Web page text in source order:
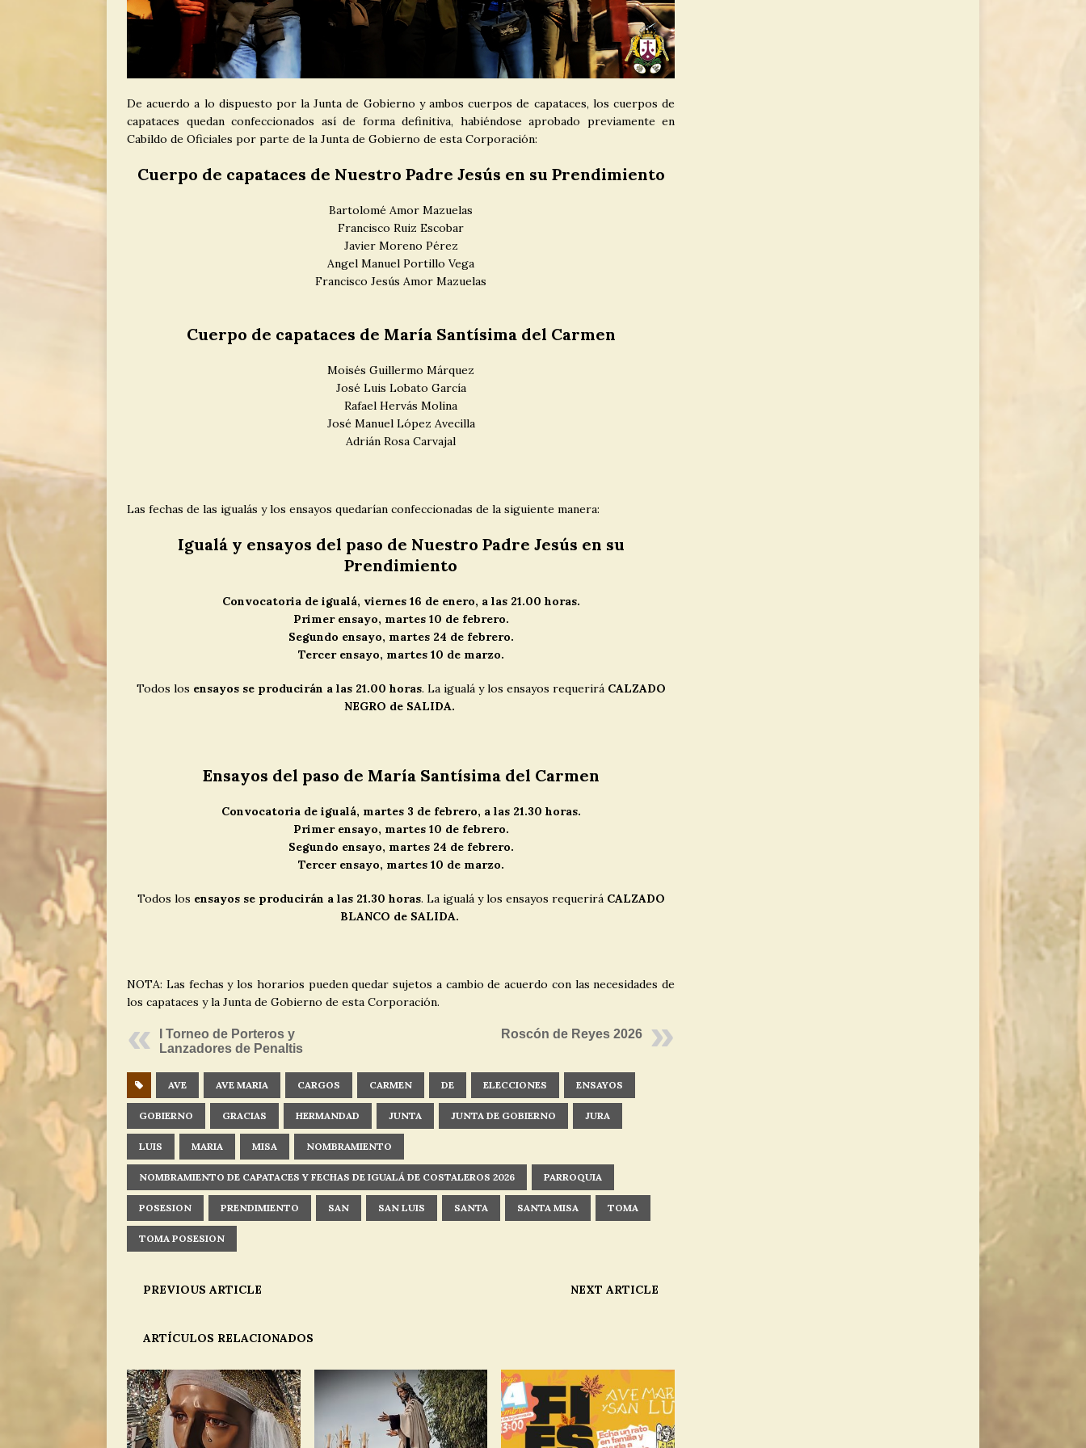
De acuerdo a lo dispuesto por la Junta de Gobierno y ambos cuerpos de capataces, los cuerpos de
capataces quedan confeccionados así de forma definitiva, habiéndose aprobado previamente en
Cabildo de Oficiales por parte de la Junta de Gobierno de esta Corporación:
Cuerpo de capataces de Nuestro Padre Jesús en su Prendimiento
Bartolomé Amor Mazuelas
Francisco Ruiz Escobar
Javier Moreno Pérez
Angel Manuel Portillo Vega
Francisco Jesús Amor Mazuelas
Cuerpo de capataces de María Santísima del Carmen
Moisés Guillermo Márquez
José Luis Lobato García
Rafael Hervás Molina
José Manuel López Avecilla
Adrián Rosa Carvajal
Las fechas de las igualás y los ensayos quedarían confeccionadas de la siguiente manera:
Igualá y ensayos del paso de Nuestro Padre Jesús en su
Prendimiento
Convocatoria de igualá, viernes 16 de enero, a las 21.00 horas.
Primer ensayo, martes 10 de febrero.
Segundo ensayo, martes 24 de febrero.
Tercer ensayo, martes 10 de marzo.
Todos los ensayos se producirán a las 21.00 horas. La igualá y los ensayos requeriráCALZADO
NEGRO de SALIDA.
Ensayos del paso de María Santísima del Carmen
Convocatoria de igualá, martes 3 de febrero, a las 21.30 horas.
Primer ensayo, martes 10 de febrero.
Segundo ensayo, martes 24 de febrero.
Tercer ensayo, martes 10 de marzo.
Todos los ensayos se producirán a las 21.30 horas. La igualá y los ensayos requeriráCALZADO
BLANCO de SALIDA.
NOTA: Las fechas y los horarios pueden quedar sujetos a cambio de acuerdo con las necesidades de
los capataces y la Junta de Gobierno de esta Corporación.
I Torneo de Porteros y
Lanzadores de Penaltis
Roscón de Reyes 2026
AVE AVE MARIA CARGOS CARMEN DE ELECCIONES ENSAYOS
GOBIERNO GRACIAS HERMANDAD JUNTA JUNTA DE GOBIERNO JURA
LUIS MARIA MISA NOMBRAMIENTO
NOMBRAMIENTO DE CAPATACES Y FECHAS DE IGUALÁ DE COSTALEROS 2026 PARROQUIA
POSESION PRENDIMIENTO SAN SAN LUIS SANTA SANTA MISA TOMA
TOMA POSESION
PREVIOUS ARTICLE NEXT ARTICLE
ARTÍCULOS RELACIONADOS